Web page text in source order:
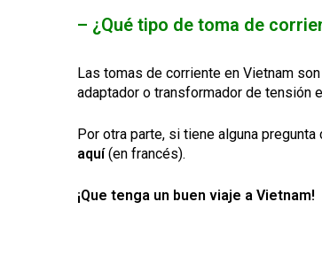
– ¿Qué tipo de toma de
Las tomas de corriente en Vietnam
adaptador o transformador de tensión
Por otra parte, si tiene alguna
aquí(en francés).
¡Que tenga un buen viaje a Vietnam!